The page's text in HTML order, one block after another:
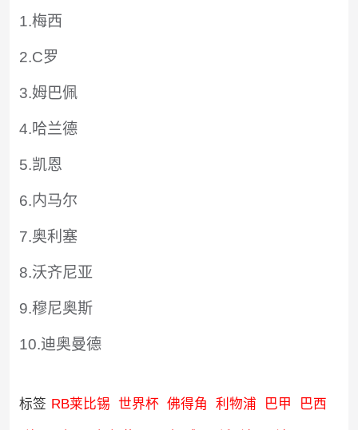
1.梅西
2.C罗
3.姆巴佩
4.哈兰德
5.凯恩
6.内马尔
7.奥利塞
8.沃齐尼亚
9.穆尼奥斯
10.迪奥曼德
标签 RB莱比锡 世界杯 佛得角 利物浦 巴甲 巴西